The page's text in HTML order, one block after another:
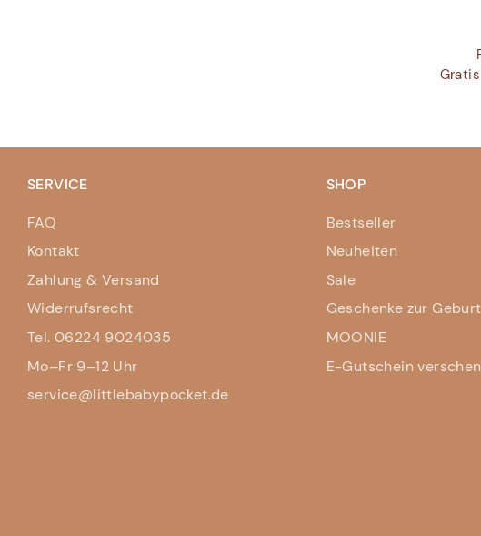
SERVICE
FAQ
Kontakt
Zahlung & Versand
Widerrufsrecht
Tel. 06224 9024035
Mo–Fr 9–12 Uhr
service@littlebabypocket.de
SHOP
Bestseller
Neuheiten
Sale
Geschenke zur Geburt
MOONIE
E-Gutschein